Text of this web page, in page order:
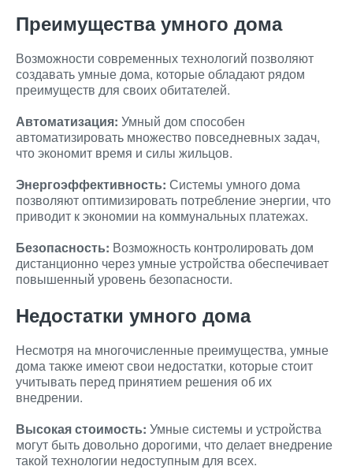
Преимущества умного дома
Возможности современных технологий позволяют
создавать умные дома, которые обладают рядом
преимуществ для своих обитателей.
Автоматизация: Умный дом способен
автоматизировать множество повседневных задач,
что экономит время и силы жильцов.
Энергоэффективность: Системы умного дома
позволяют оптимизировать потребление энергии, что
приводит к экономии на коммунальных платежах.
Безопасность: Возможность контролировать дом
дистанционно через умные устройства обеспечивает
повышенный уровень безопасности.
Недостатки умного дома
Несмотря на многочисленные преимущества, умные
дома также имеют свои недостатки, которые стоит
учитывать перед принятием решения об их
внедрении.
Высокая стоимость: Умные системы и устройства
могут быть довольно дорогими, что делает внедрение
такой технологии недоступным для всех.